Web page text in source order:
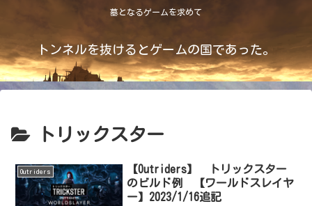
墓となるゲームを求めて
トンネルを抜けるとゲームの国であった。
トリックスター
Outriders
【Outriders】 トリックスター
のビルド例 【ワールドスレイヤ
ー】2023/1/16追記